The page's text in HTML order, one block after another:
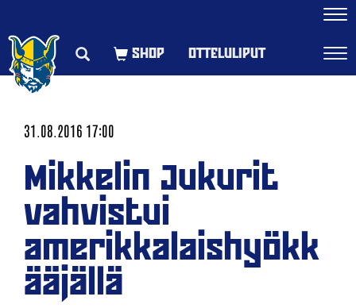
OTTELULIPUT
31.08.2016 17:00
Mikkelin Jukurit
vahvistui
amerikkalaishyökk
ääjällä